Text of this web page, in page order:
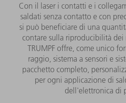
Con il laser i contatti e i
saldati senza contatto e con
si può beneficiare di una
contare sulla riproducibilità dei
TRUMPF offre, come unico
raggio, sistema a sensori e
pacchetto completo,
per ogni applicazione di
dell'elettronica di